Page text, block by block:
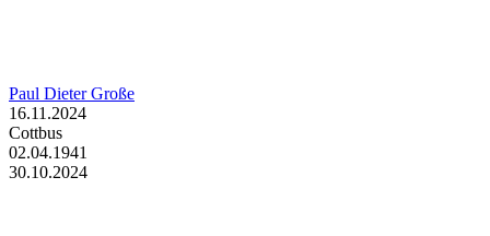
Paul Dieter Große
16.11.2024
Cottbus
02.04.1941
30.10.2024